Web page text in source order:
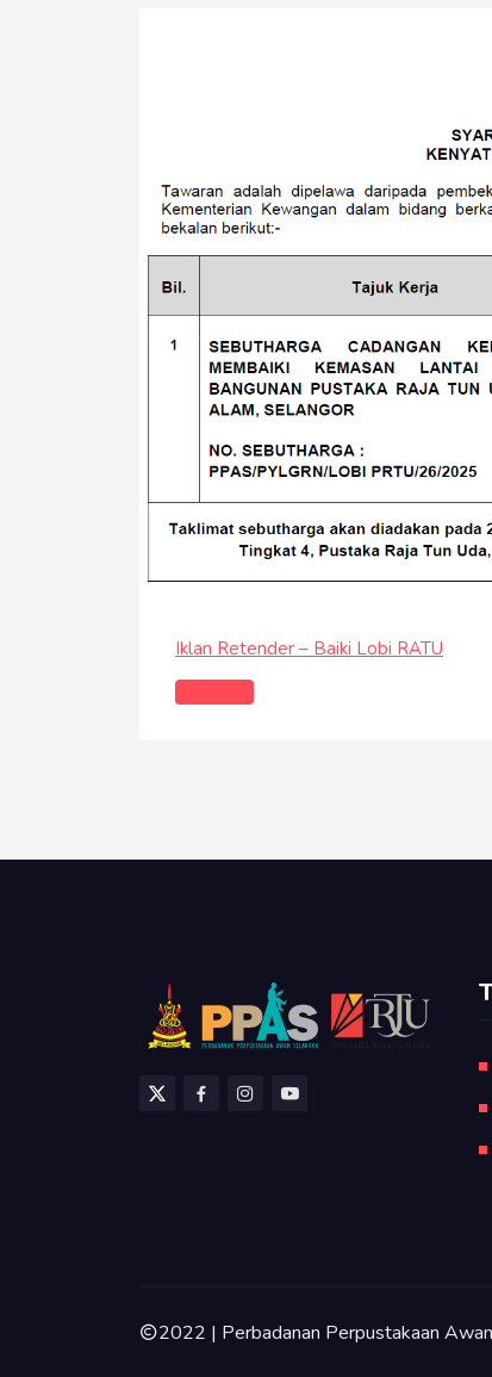
Iklan Retender – Baiki Lobi RATU
2022 | Perbadanan Perpustakaan